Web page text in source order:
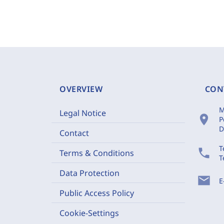
OVERVIEW
Legal Notice
Contact
Terms & Conditions
Data Protection
Public Access Policy
Cookie-Settings
location_on
phone
mail